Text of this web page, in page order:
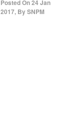
Posted On24 Jan
2017, BySNPM